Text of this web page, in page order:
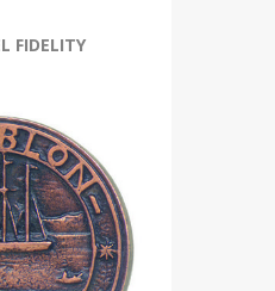
FIDELITY